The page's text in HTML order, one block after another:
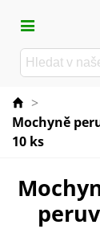
>
Mochyně
10 ks